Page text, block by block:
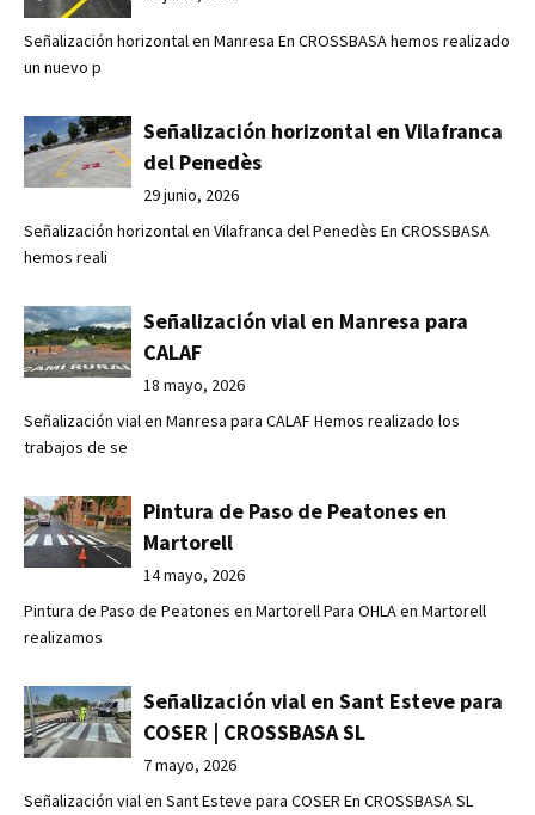
Señalización horizontal en Manresa En CROSSBASA hemos realizado
un nuevo p
Señalización horizontal en Vilafranca
del Penedès
29 junio, 2026
Señalización horizontal en Vilafranca del Penedès En CROSSBASA
hemos reali
Señalización vial en Manresa para
CALAF
18 mayo, 2026
Señalización vial en Manresa para CALAF Hemos realizado los
trabajos de se
Pintura de Paso de Peatones en
Martorell
14 mayo, 2026
Pintura de Paso de Peatones en Martorell Para OHLA en Martorell
realizamos
Señalización vial en Sant Esteve para
COSER | CROSSBASA SL
7 mayo, 2026
Señalización vial en Sant Esteve para COSER En CROSSBASA SL